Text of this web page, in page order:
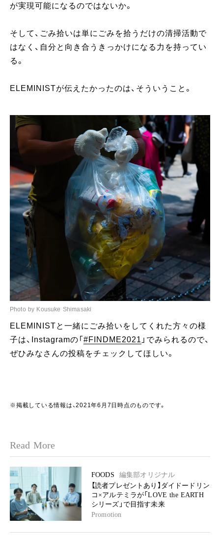
が実現可能になるのではないか。
そして、ごみ拾いは単にごみを拾うだけの清掃活動で
はなく、自分と向き合うきっかけになる力を持ってい
る。
ELEMINISTが伝えたかったのは、そういうこと。
Photo by Kousuke Shimasaki
ELEMINISTと一緒にごみ拾いをしてくれた方々の様
子は、Instagramの「 #FINDME2021 」でみられるので、
ぜひみなさんの投稿をチェックしてほしい。
※掲載している情報は、2021年6月7日時点のものです。
Read More
FOODS
編集部オリジナル
【読者プレゼントあり】ダイドードリン
コ×アルテミラが「LOVE the EARTH
シリーズ」で目指す未来
Promotion